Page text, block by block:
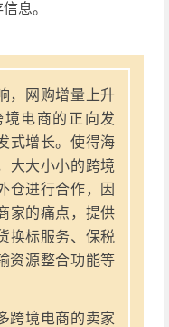
息。
，网购增量上升
电商的正向发
式增长。使得海
大大小小的跨境
仓进行合作，因
家的痛点，提供
换标服务、保税
资源整合功能等
跨境电商的卖家